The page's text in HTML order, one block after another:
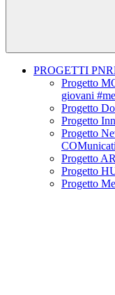
PROGETTI
Progetto
giovani
Progetto
Progetto
Progetto
Progetto
Progetto
Progetto